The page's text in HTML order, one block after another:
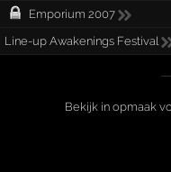
Emporium 2007
Line-up Awakenings Festival
Bekijk in opmaak